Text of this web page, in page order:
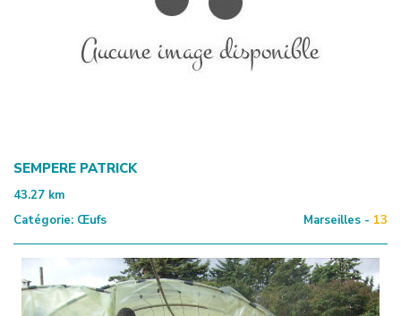
SEMPERE PATRICK
43.27 km
Catégorie: Œufs Marseilles - 13